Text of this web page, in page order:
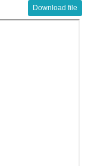
Download file